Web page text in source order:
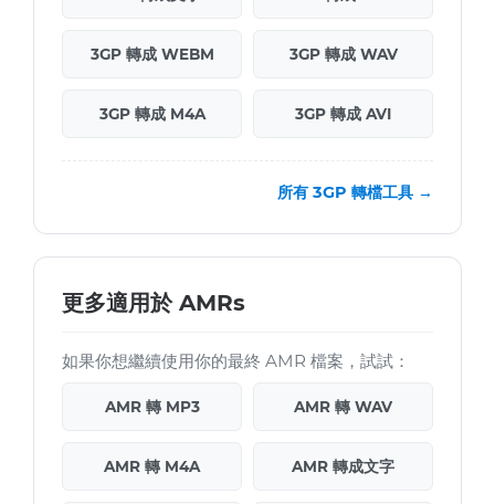
3GP 轉成 WEBM 3GP 轉成 WAV
3GP 轉成 M4A 3GP 轉成 AVI
所有 3GP 轉檔工具 →
更多適用於 AMRs
如果你想繼續使用你的最終 AMR 檔案，試試：
AMR 轉 MP3 AMR 轉 WAV
AMR 轉 M4A AMR 轉成文字